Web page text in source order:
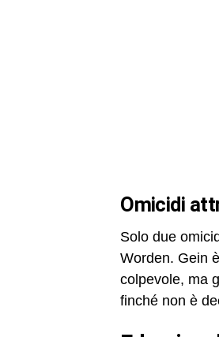
omicidi
Solo due
Worden. Gein
colpevole, ma
finché non è